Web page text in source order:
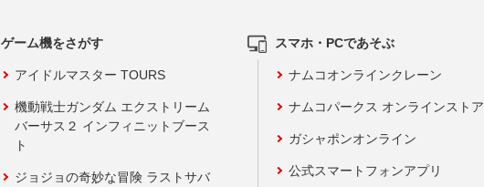
ゲーム機をさがす
アイドルマスター TOURS
機動戦士ガンダム エクストリーム
バーサス２ インフィニットブース
ト
ジョジョの奇妙な冒険 ラストサバ
スマホ・PCであそぶ
ナムコオンラインクレーン
ナムコパークス オンラインストア
ガシャポンオンライン
公式スマートフォンアプリ